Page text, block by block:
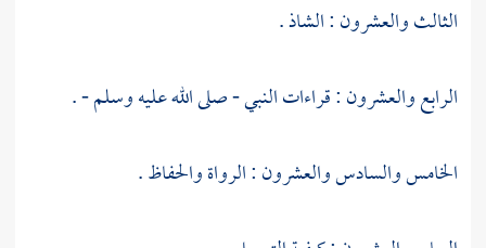
الثالث والعشرون : الشاذ .
الرابع والعشرون : قراءات النبي - صلى الله عليه وسلم - .
الخامس والسادس والعشرون : الرواة والحفاظ .